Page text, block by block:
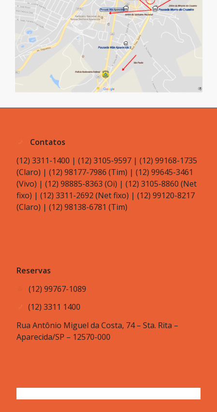
Contatos
(12) 3311-1400 | (12) 3105-9597 | (12) 99168-1735
(Claro) | (12) 98177-7986 (Tim) | (12) 99645-3461
(Vivo) | (12) 98885-8363 (Oi) | (12) 3105-8860 (Net
fixo) | (12) 3311-2692 (Net fixo) | (12) 99120-8217
(Claro) | (12) 98138-6781 (Tim)
Reservas
(12) 99767-1089
(12) 3311 1400
Rua Antônio Miguel da Costa, 74 – Sta. Rita –
Aparecida/SP – 12570-000